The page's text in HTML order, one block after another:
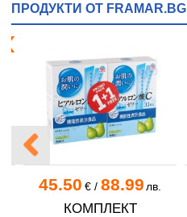
ПРОДУКТИ ОТ FRAMAR.BG
45.50 €/ 88.99 лв.
КОМПЛЕКТ